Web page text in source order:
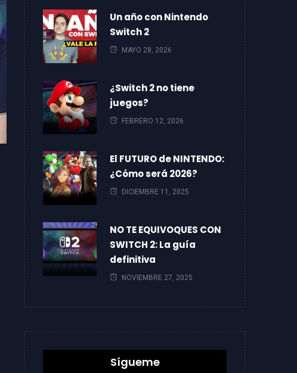
Un año con Nintendo
Switch 2
MAYO 28, 2026
¿Switch 2 no tiene
juegos?
FEBRERO 12, 2026
El FUTURO de NINTENDO:
¿Cómo será 2026?
DICIEMBRE 11, 2025
NO TE EQUIVOQUES CON
SWITCH 2: La guía
definitiva
NOVIEMBRE 27, 2025
Sígueme